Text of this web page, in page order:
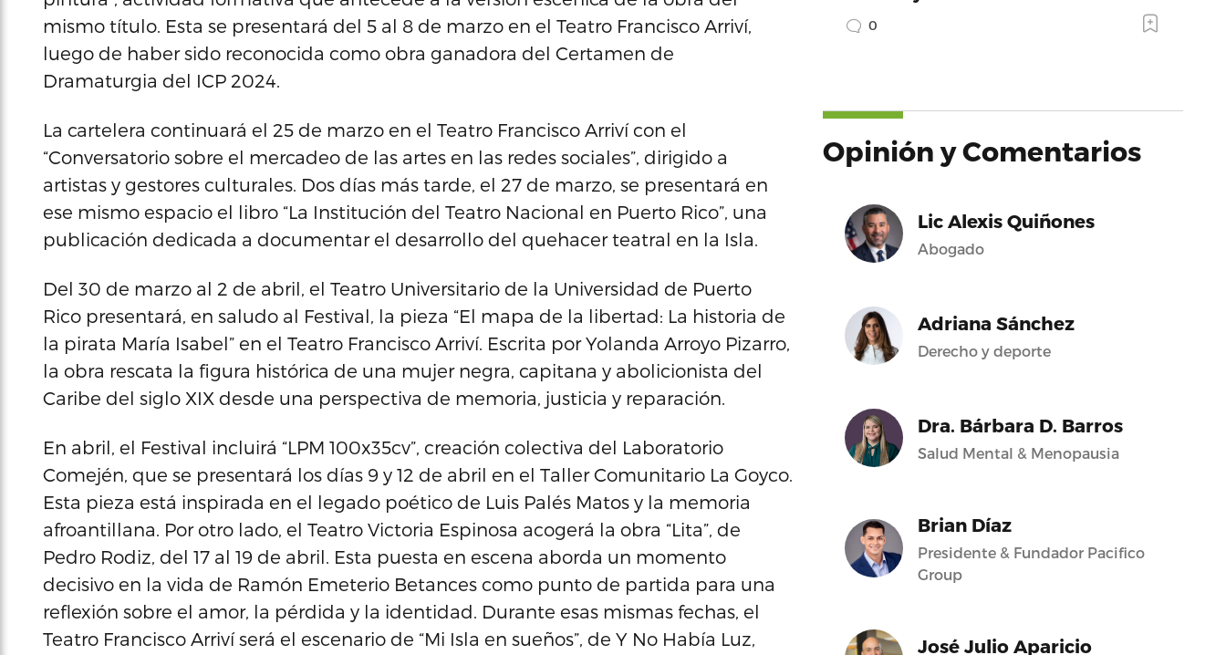
mismo título. Esta se presentará del 5 al 8 de marzo en el Teatro Francisco Arriví,
luego de haber sido reconocida como obra ganadora del Certamen de
Dramaturgia del ICP 2024.
La cartelera continuará el 25 de marzo en el Teatro Francisco Arriví con el
“Conversatorio sobre el mercadeo de las artes en las redes sociales”, dirigido a
artistas y gestores culturales. Dos días más tarde, el 27 de marzo, se presentará en
ese mismo espacio el libro “La Institución del Teatro Nacional en Puerto Rico”, una
publicación dedicada a documentar el desarrollo del quehacer teatral en la Isla.
Del 30 de marzo al 2 de abril, el Teatro Universitario de la Universidad de Puerto
Rico presentará, en saludo al Festival, la pieza “El mapa de la libertad: La historia de
la pirata María Isabel” en el Teatro Francisco Arriví. Escrita por Yolanda Arroyo Pizarro,
la obra rescata la figura histórica de una mujer negra, capitana y abolicionista del
Caribe del siglo XIX desde una perspectiva de memoria, justicia y reparación.
En abril, el Festival incluirá “LPM 100x35cv”, creación colectiva del Laboratorio
Comején, que se presentará los días 9 y 12 de abril en el Taller Comunitario La Goyco.
Esta pieza está inspirada en el legado poético de Luis Palés Matos y la memoria
afroantillana. Por otro lado, el Teatro Victoria Espinosa acogerá la obra “Lita”, de
Pedro Rodiz, del 17 al 19 de abril. Esta puesta en escena aborda un momento
decisivo en la vida de Ramón Emeterio Betances como punto de partida para una
reflexión sobre el amor, la pérdida y la identidad. Durante esas mismas fechas, el
Teatro Francisco Arriví será el escenario de “Mi Isla en sueños”, de Y No Había Luz,
0
Opinión y Comentarios
Lic Alexis Quiñones
Abogado
Adriana Sánchez
Derecho y deporte
Dra. Bárbara D. Barros
Salud Mental & Menopausia
Brian Díaz
Presidente & Fundador Pacifico
Group
José Julio Aparicio